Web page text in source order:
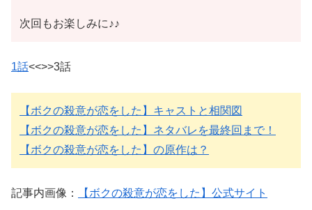
次回もお楽しみに♪♪
1話<<>>3話
【ボクの殺意が恋をした】キャストと相関図
【ボクの殺意が恋をした】ネタバレを最終回まで！
【ボクの殺意が恋をした】の原作は？
記事内画像： 【ボクの殺意が恋をした】公式サイト